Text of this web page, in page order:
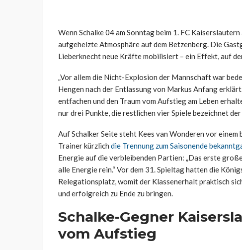
Wenn Schalke 04 am Sonntag beim 1. FC
aufgeheizte Atmosphäre auf dem Betzenberg. Die
Lieberknecht neue Kräfte mobilisiert – ein Effekt, auf
„Vor allem die Nicht-Explosion der Mannschaft war
Hengen nach der Entlassung von Markus Anfang
entfachen und den Traum vom Aufstieg am Leben
nur drei Punkte, die restlichen vier Spiele bezeichnet
Auf Schalker Seite steht Kees van Wonderen vor
Trainer kürzlich die Trennung zum Saisonende
Energie auf die verbleibenden Partien: „Das erste
alle Energie rein.“ Vor dem 31. Spieltag hatten die
Relegationsplatz, womit der Klassenerhalt praktisch
und erfolgreich zu Ende zu bringen.
Schalke-Gegner
vom Aufstieg